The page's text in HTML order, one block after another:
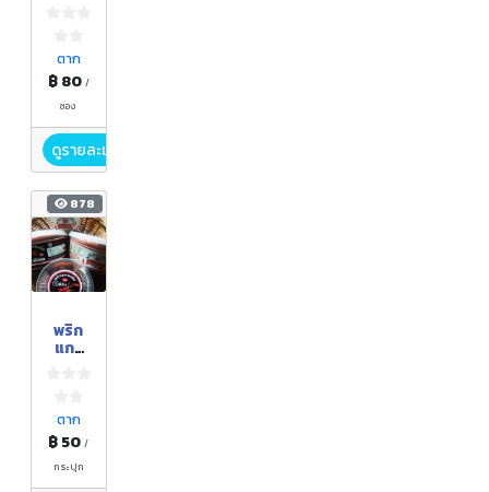
ตาก
฿ 80 /
ซอง
ดูรายละเอียด
878
พริก
แกง
ตาก
฿ 50/
กระปุก